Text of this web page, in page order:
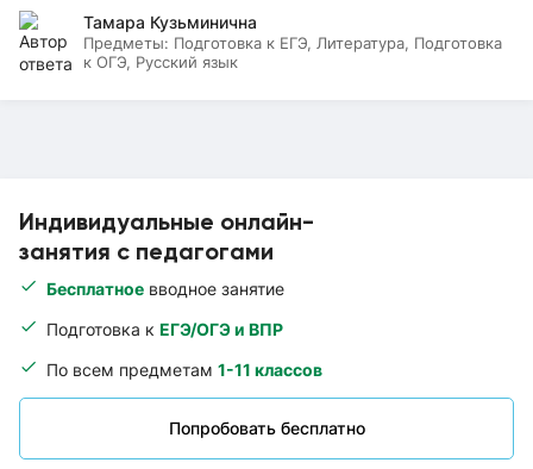
Индивидуальные онлайн-
занятия с педагогами
Бесплатное вводное занятие
Подготовка к ЕГЭ/ОГЭ и ВПР
По всем предметам 1-11 классов
Попробовать бесплатно
Тамара Кузьминична
Предметы: Подготовка к ЕГЭ, Литература, Подготовка
к ОГЭ, Русский язык